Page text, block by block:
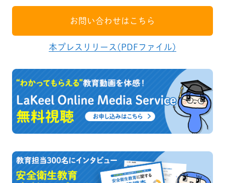
お問い合わせはこちら
本プレスリリース(PDFファイル)